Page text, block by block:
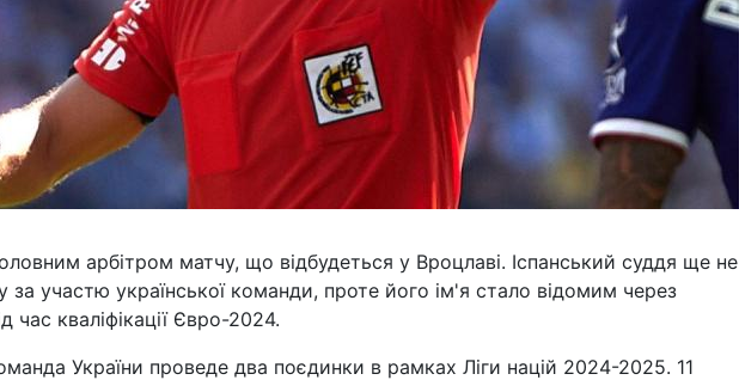
арбітром матчу, що відбудеться у Вроцлаві. Іспанський суддя ще не
за участю української команди, проте його ім'я стало відомим через
час кваліфікації Євро-2024.
України проведе два поєдинки в рамках Ліги націй 2024-2025. 11